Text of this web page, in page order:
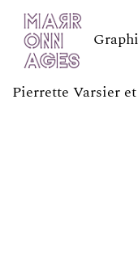
Pierrette Varsier